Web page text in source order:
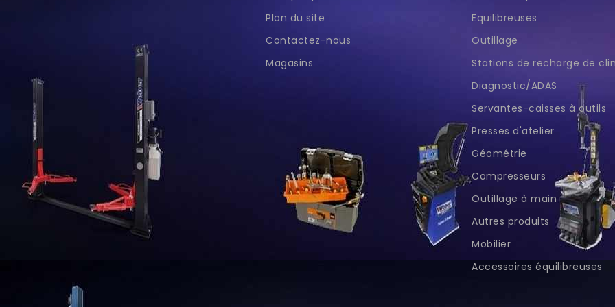
Plan du site
Contactez-nous
Magasins
Equilibreuses
Outillage
Stations de recharge de
Diagnostic/ADAS
Servantes-caisses à outils
Presses d'atelier
Géométrie
Compresseurs
Outillage à main
Autres produits
Mobilier
Accessoires équilibreuses